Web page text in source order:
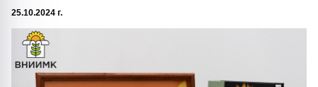
25.10.2024 г.